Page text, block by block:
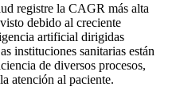
registre la CAGR más alta
debido al creciente
artificial dirigidas
instituciones sanitarias están
de diversos procesos,
atención al paciente.